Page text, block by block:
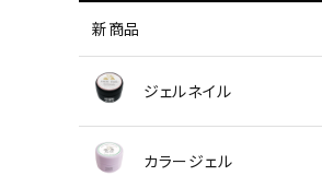
新商品
ジェルネイル
カラージェル